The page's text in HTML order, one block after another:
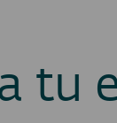
tu